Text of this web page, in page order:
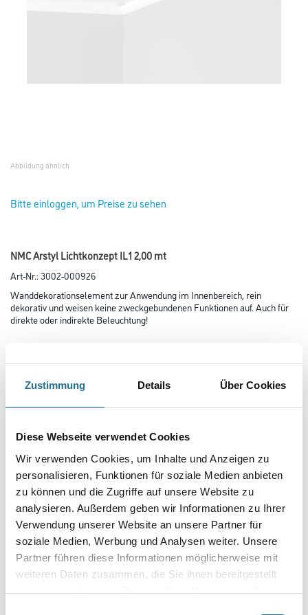
Zustimmung Details Über Cookies
Diese Webseite verwendet Cookies
Wir verwenden Cookies, um Inhalte und Anzeigen zu
personalisieren, Funktionen für soziale Medien anbieten
zu können und die Zugriffe auf unsere Website zu
analysieren. Außerdem geben wir Informationen zu Ihrer
Verwendung unserer Website an unsere Partner für
soziale Medien, Werbung und Analysen weiter. Unsere
Partner führen diese Informationen möglicherweise mit
weiteren Daten zusammen, die Sie ihnen bereitgestellt
haben oder die sie im Rahmen Ihrer Nutzung der Dienste
Abbildung ähnlich
Bitte einloggen, um Preise zu sehen
NMC Arstyl Lichtkonzept IL1 2,00 mt
Art-Nr.:3002-000926
Wanddekorationselement zur Anwendung im Innenbereich, rein
dekorativ und weisen keine zweckgebundenen Funktionen auf. Auch für
direkte oder indirekte Beleuchtung!
Breite in centimeter
Gebinde